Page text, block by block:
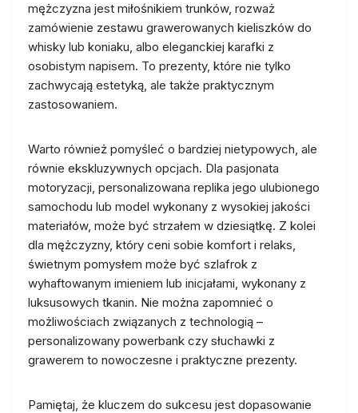
mężczyzna jest miłośnikiem trunków, rozważ
zamówienie zestawu grawerowanych kieliszków do
whisky lub koniaku, albo eleganckiej karafki z
osobistym napisem. To prezenty, które nie tylko
zachwycają estetyką, ale także praktycznym
zastosowaniem.
Warto również pomyśleć o bardziej nietypowych, ale
równie ekskluzywnych opcjach. Dla pasjonata
motoryzacji, personalizowana replika jego ulubionego
samochodu lub model wykonany z wysokiej jakości
materiałów, może być strzałem w dziesiątkę. Z kolei
dla mężczyzny, który ceni sobie komfort i relaks,
świetnym pomysłem może być szlafrok z
wyhaftowanym imieniem lub inicjałami, wykonany z
luksusowych tkanin. Nie można zapomnieć o
możliwościach związanych z technologią –
personalizowany powerbank czy słuchawki z
grawerem to nowoczesne i praktyczne prezenty.
Pamiętaj, że kluczem do sukcesu jest dopasowanie